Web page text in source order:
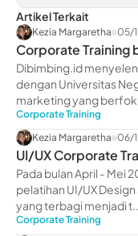
Artikel Terkait
Kezia Margaretha 05/
Corporate Training
dibimbing.id
Dibimbing.id
dengan Universitas
marketing yang
Corporate Training
Kezia Margaretha 06/
UI/UX Corporate
Pada bulan April - Mei
pelatihan UI/UX
yang terbagi menjadi
Corporate Training